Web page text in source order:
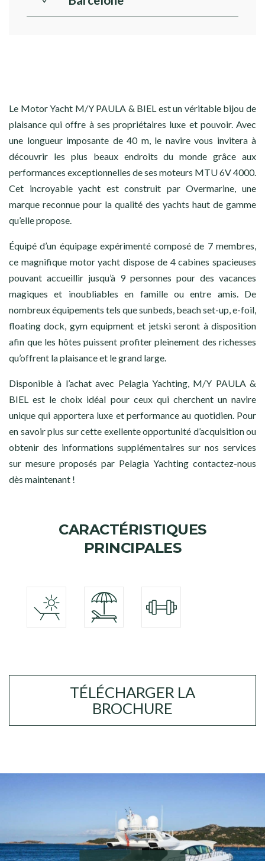
Le Motor Yacht M/Y PAULA & BIEL est un véritable bijou de
plaisance qui offre à ses propriétaires luxe et pouvoir. Avec
une longueur imposante de 40 m, le navire vous invitera à
découvrir les plus beaux endroits du monde grâce aux
performances exceptionnelles de ses moteurs MTU 6V 4000.
Cet incroyable yacht est construit par Overmarine, une
marque reconnue pour la qualité des yachts haut de gamme
qu’elle propose.
Équipé d’un équipage expérimenté composé de 7 membres,
ce magnifique motor yacht dispose de 4 cabines spacieuses
pouvant accueillir jusqu’à 9 personnes pour des vacances
magiques et inoubliables en famille ou entre amis. De
nombreux équipements tels que sunbeds, beach set-up, e-foil,
floating dock, gym equipment et jetski seront à disposition
afin que les hôtes puissent profiter pleinement des richesses
qu’offrent la plaisance et le grand large.
Disponible à l’achat avec Pelagia Yachting, M/Y PAULA &
BIEL est le choix idéal pour ceux qui cherchent un navire
unique qui apportera luxe et performance au quotidien. Pour
en savoir plus sur cette exellente opportunité d’acquisition ou
obtenir des informations supplémentaires sur nos services
sur mesure proposés par Pelagia Yachting contactez-nous
dès maintenant !
CARACTÉRISTIQUES
PRINCIPALES
TÉLÉCHARGER LA
BROCHURE